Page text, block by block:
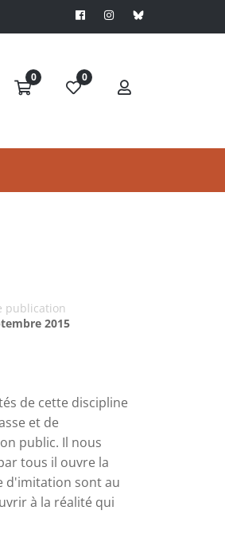
0 0
publication
2015
de cette discipline
et de
public. Il nous
tous il ouvre la
d'imitation sont au
à la réalité qui